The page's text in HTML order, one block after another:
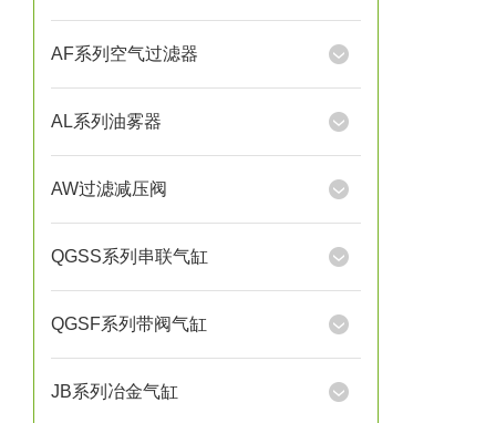
AF系列空气过滤器
AL系列油雾器
AW过滤减压阀
QGSS系列串联气缸
QGSF系列带阀气缸
JB系列冶金气缸